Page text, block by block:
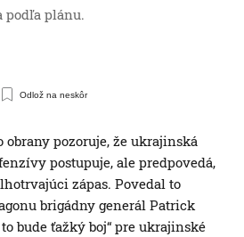
podľa plánu.
Odlož na neskôr
pozoruje, že ukrajinská
postupuje, ale predpovedá,
zápas. Povedal to
brigádny generál Patrick
bude ťažký boj“ pre ukrajinské